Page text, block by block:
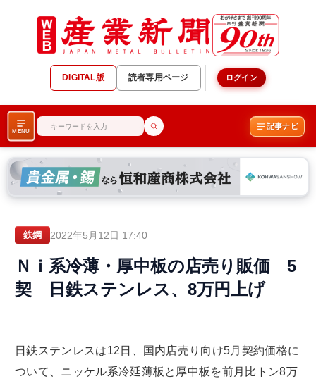
DIGITAL版 読者専用ページ ログイン
MENU
記事ナビ
鉄鋼 2022年5月12日 17:40
Ｎｉ系冷薄・厚中板の店売り販価 5
契 日鉄ステンレス、8万円上げ
日鉄ステンレスは12日、国内店売り向け5月契約価格に
ついて、ニッケル系冷延薄板と厚中板を前月比トン8万